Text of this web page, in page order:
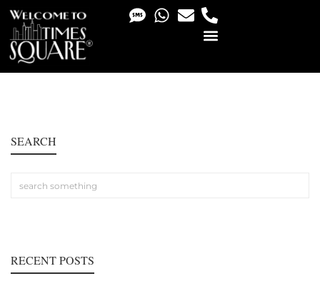
SEARCH
RECENT POSTS